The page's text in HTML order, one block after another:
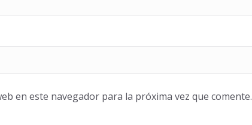
en este navegador para la próxima vez que comente.